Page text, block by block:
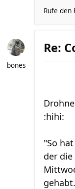
Rufe den
bones
Re:
:hihi:
"So
der